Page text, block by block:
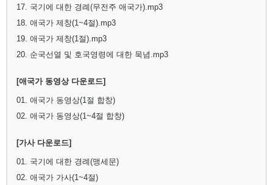
17. 국기에 대한 경례(무전주 애국가).mp3
18. 애국가 제창(1~4절).mp3
19. 애국가 제창(1절).mp3
20. 순국선열 및 호국영령에 대한 묵념.mp3
[애국가 동영상 다운로드]
01. 애국가 동영상(1절 합창)
02. 애국가 동영상(1~4절 합창)
[가사 다운로드]
01. 국기에 대한 경례(맹세문)
02. 애국가 가사(1~4절)